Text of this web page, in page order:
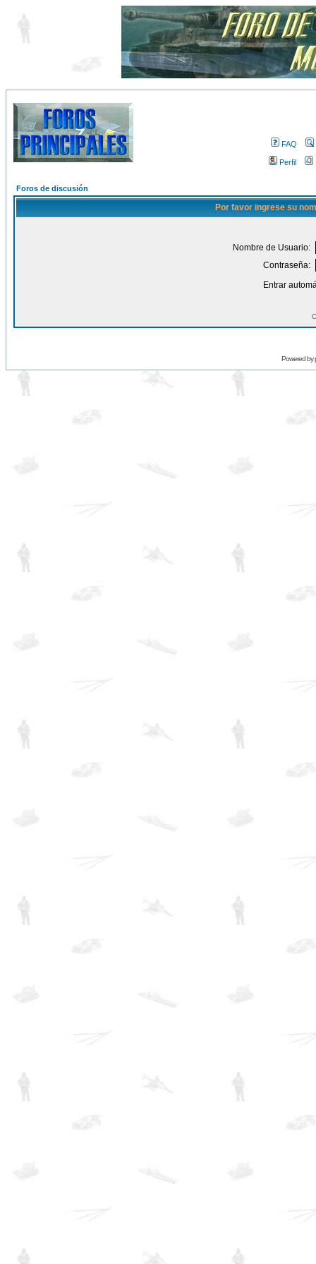
FAQ
Perfil
Foros de discusión
Por favor ingrese su
Nombre de Usuario:
Contraseña:
Entrar
Powered by